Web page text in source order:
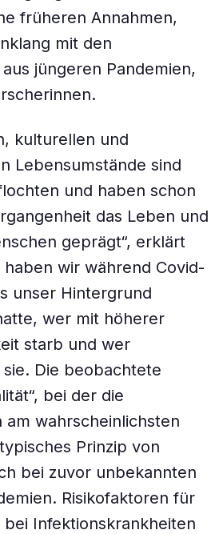
früheren Annahmen,
mit den
jüngeren Pandemien,
kulturellen und
Lebensumstände sind
und haben schon
das Leben und
geprägt“, erklärt
haben wir während Covid-
unser Hintergrund
wer mit höherer
starb und wer
Die beobachtete
bei der die
am wahrscheinlichsten
Prinzip von
bei zuvor unbekannten
Risikofaktoren für
Infektionskrankheiten